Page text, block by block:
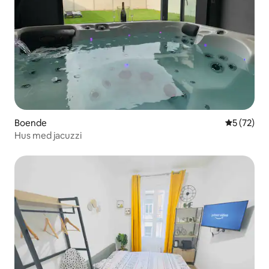
Boende 5 av 5 i
5 (72)
Hus med jacuzzi